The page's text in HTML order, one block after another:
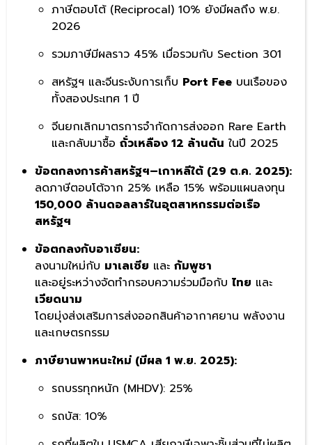
ภาษีตอบโต้ (Reciprocal) 10% ยังมีผลถึง พ.ย.
2026
รวมภาษีมีผลราว 45% เมื่อรวมกับ Section 301
สหรัฐฯ และจีนระงับการเก็บ Port Fee บนเรือของ
ทั้งสองประเทศ 1 ปี
จีนยกเลิกมาตรการจำกัดการส่งออก Rare Earth
และกลับมาซื้อ ถั่วเหลือง 12 ล้านตัน ในปี 2025
ข้อตกลงการค้าสหรัฐฯ–เกาหลีใต้ (29 ต.ค. 2025):
ลดภาษีตอบโต้จาก 25% เหลือ 15% พร้อมแผนลงทุน
150,000 ล้านดอลลาร์ในอุตสาหกรรมต่อเรือ
สหรัฐฯ
ข้อตกลงกับอาเซียน:
ลงนามใหม่กับ มาเลเซีย และ กัมพูชา
และอยู่ระหว่างจัดทำกรอบความร่วมมือกับ ไทย และ
เวียดนาม
โดยมุ่งส่งเสริมการส่งออกสินค้าอากาศยาน พลังงาน
และเกษตรกรรม
ภาษียานพาหนะใหม่ (มีผล 1 พ.ย. 2025):
รถบรรทุกหนัก (MHDV): 25%
รถบัส: 10%